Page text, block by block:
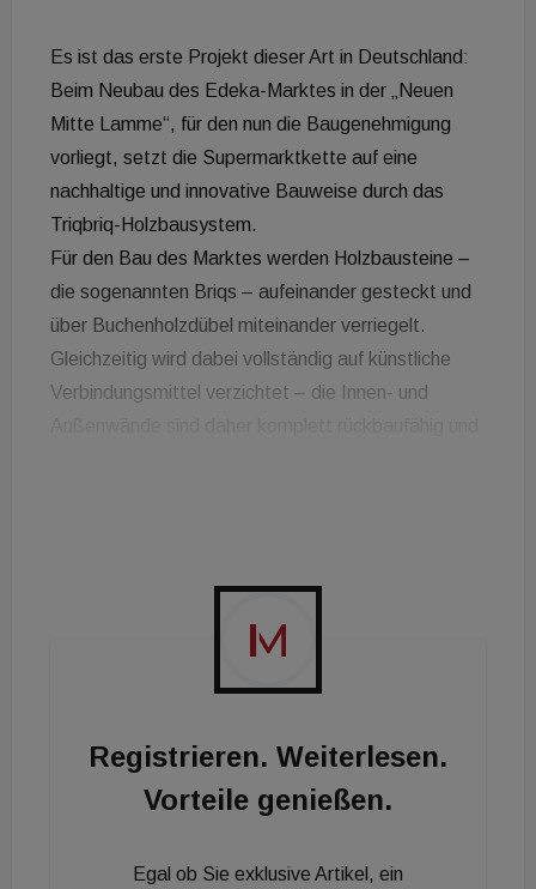
Es ist das erste Projekt dieser Art in Deutschland:
Beim Neubau des Edeka-Marktes in der „Neuen
Mitte Lamme“, für den nun die Baugenehmigung
vorliegt, setzt die Supermarktkette auf eine
nachhaltige und innovative Bauweise durch das
Triqbriq-Holzbausystem.
Für den Bau des Marktes werden Holzbausteine –
die sogenannten Briqs – aufeinander gesteckt und
über Buchenholzdübel miteinander verriegelt.
Gleichzeitig wird dabei vollständig auf künstliche
Verbindungsmittel verzichtet – die Innen- und
So ist es beispielsweise möglich, wie bei einem
Mauerwerksmassivbau, Öffnungen auch noch
nachträglich in die Wände einzubauen.
Neben den Wandkonstruktionen ist auch das Dach
komplett in Holzbauweise geplant. Anstatt der
werden Mehrschichtholzplatten verbaut. Ein
Registrieren. Weiterlesen.
Vorteile genießen.
Egal ob Sie exklusive Artikel, ein